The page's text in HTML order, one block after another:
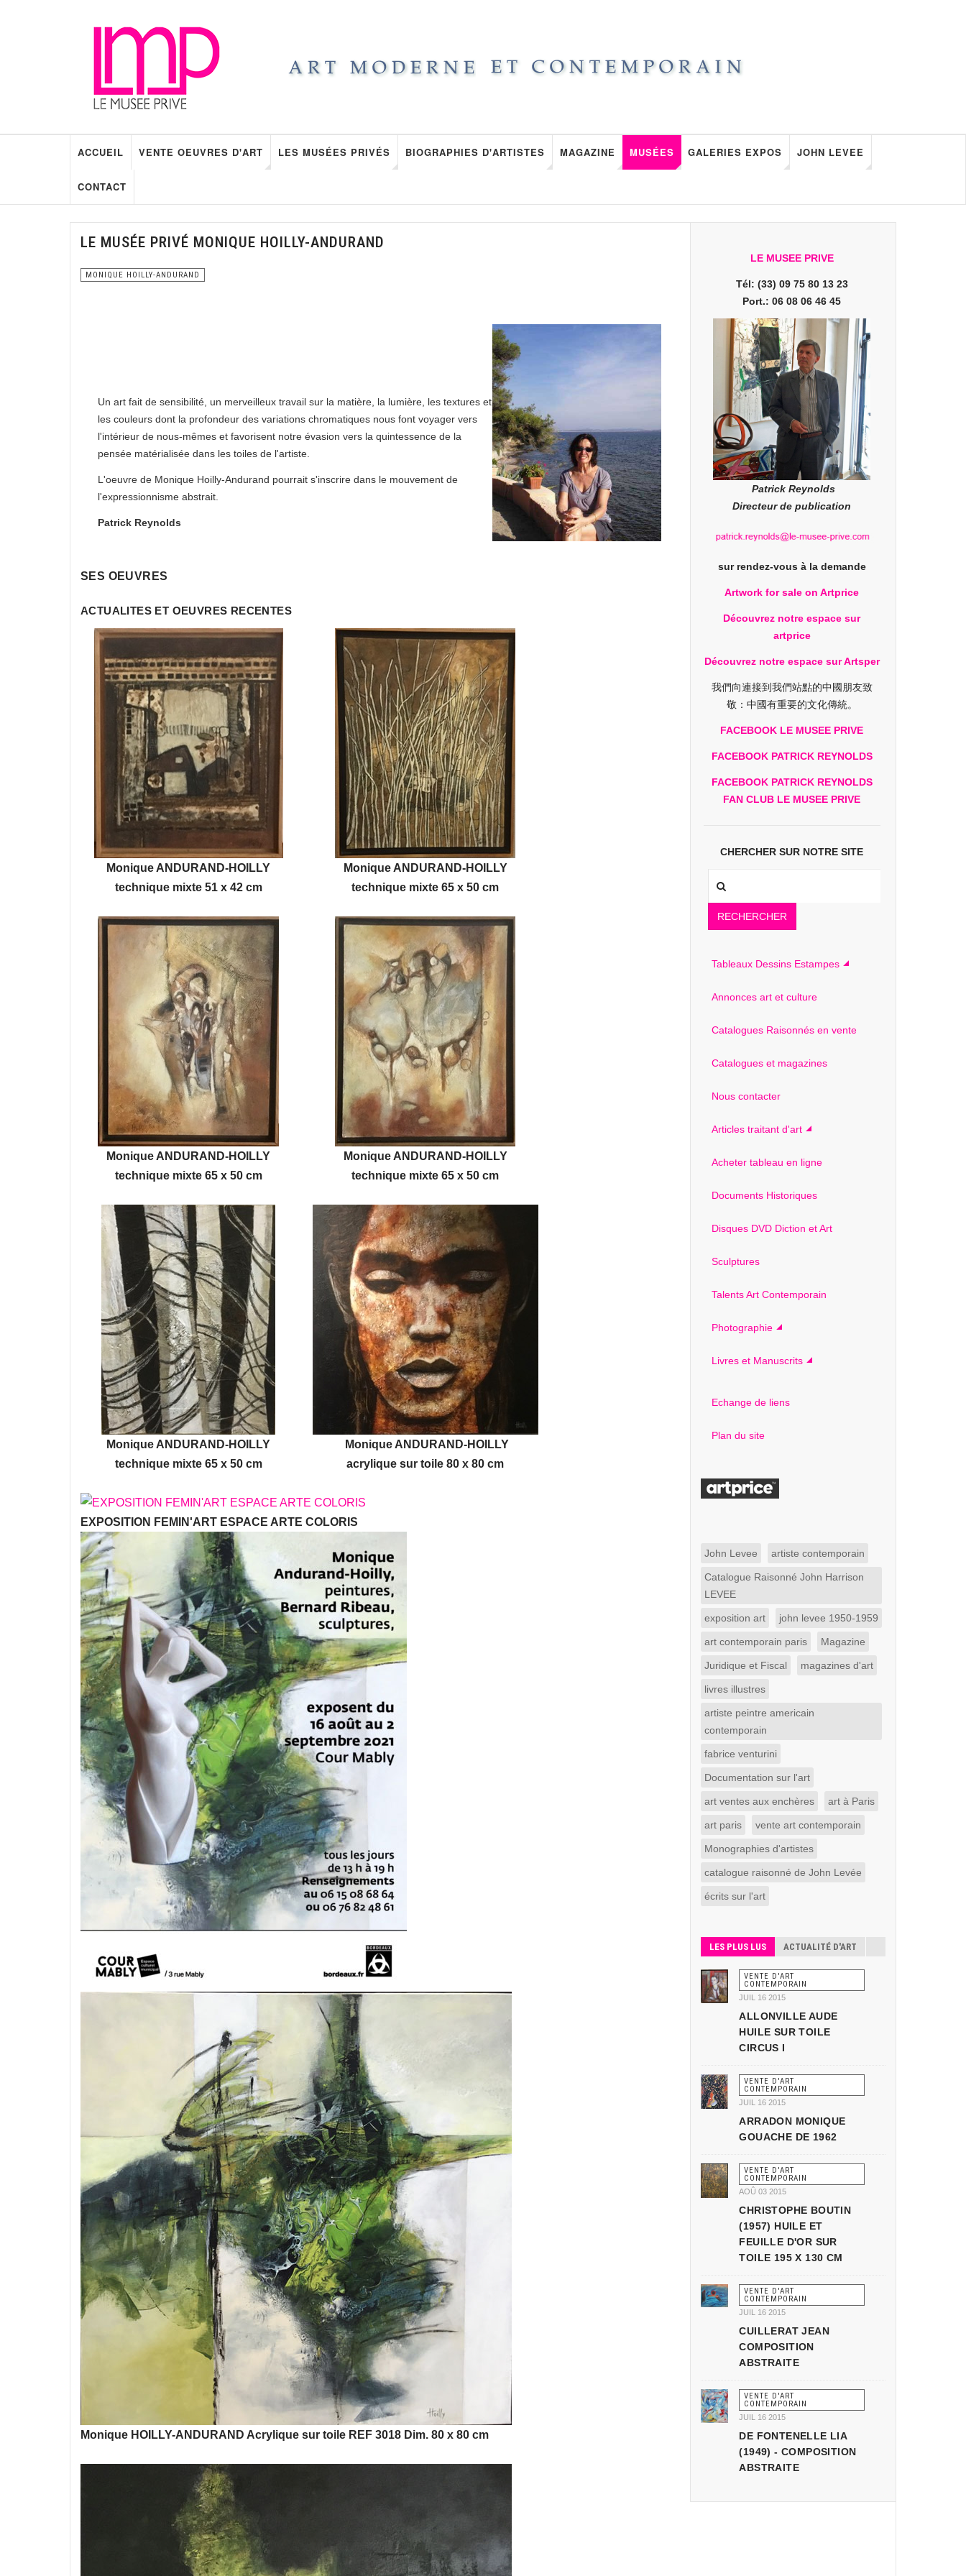
ACCUEIL VENTE OEUVRES D'ART LES MUSÉES PRIVÉS BIOGRAPHIES D'ARTISTES MAGAZINE MUSÉES GALERIES EXPOS JOHN LEVEE
CONTACT
LE MUSÉE PRIVÉ MONIQUE HOILLY-ANDURAND
MONIQUE HOILLY-ANDURAND
Un art fait de sensibilité, un merveilleux travail sur la matière, la lumière, les textures et
les couleurs dont la profondeur des variations chromatiques nous font voyager vers
l'intérieur de nous-mêmes et favorisent notre évasion vers la quintessence de la
pensée matérialisée dans les toiles de l'artiste.
L'oeuvre de Monique Hoilly-Andurand pourrait s'inscrire dans le mouvement de
l'expressionnisme abstrait.
Patrick Reynolds
SES OEUVRES
ACTUALITES ET OEUVRES RECENTES
Monique ANDURAND-HOILLY
technique mixte 51 x 42 cm
Monique ANDURAND-HOILLY
technique mixte 65 x 50 cm
Monique ANDURAND-HOILLY
technique mixte 65 x 50 cm
Monique ANDURAND-HOILLY
technique mixte 65 x 50 cm
Monique ANDURAND-HOILLY
technique mixte 65 x 50 cm
Monique ANDURAND-HOILLY
acrylique sur toile 80 x 80 cm
EXPOSITION FEMIN'ART ESPACE ARTE COLORIS
Monique HOILLY-ANDURAND Acrylique sur toile REF 3018 Dim. 80 x 80 cm
LE MUSEE PRIVE
Tél: (33) 09 75 80 13 23
Port.: 06 08 06 46 45
Patrick Reynolds
Directeur de publication
sur rendez-vous à la demande
Artwork for sale on Artprice
Découvrez notre espace sur
artprice
Découvrez notre espace sur Artsper
我們向連接到我們站點的中國朋友致
敬：中國有重要的文化傳統。
FACEBOOK LE MUSEE PRIVE
FACEBOOK PATRICK REYNOLDS
FACEBOOK PATRICK REYNOLDS
FAN CLUB LE MUSEE PRIVE
CHERCHER SUR NOTRE SITE
RECHERCHER
Tableaux Dessins Estampes
Annonces art et culture
Catalogues Raisonnés en vente
Catalogues et magazines
Nous contacter
Articles traitant d'art
Acheter tableau en ligne
Documents Historiques
Disques DVD Diction et Art
Sculptures
Talents Art Contemporain
Photographie
Livres et Manuscrits
Echange de liens
Plan du site
John Levee artiste contemporain
Catalogue Raisonné John Harrison
LEVEE
exposition art john levee 1950-1959
art contemporain paris Magazine
Juridique et Fiscal magazines d'art
livres illustres
artiste peintre americain
contemporain
fabrice venturini
Documentation sur l'art
art ventes aux enchères art à Paris
art paris vente art contemporain
Monographies d'artistes
catalogue raisonné de John Levée
écrits sur l'art
LES PLUS LUS ACTUALITÉ D'ART
VENTE D'ART
CONTEMPORAIN
JUIL 16 2015
ALLONVILLE AUDE
HUILE SUR TOILE
CIRCUS I
VENTE D'ART
CONTEMPORAIN
JUIL 16 2015
ARRADON MONIQUE
GOUACHE DE 1962
VENTE D'ART
CONTEMPORAIN
AOÛ 03 2015
CHRISTOPHE BOUTIN
(1957) HUILE ET
FEUILLE D'OR SUR
TOILE 195 X 130 CM
VENTE D'ART
CONTEMPORAIN
JUIL 16 2015
CUILLERAT JEAN
COMPOSITION
ABSTRAITE
VENTE D'ART
CONTEMPORAIN
JUIL 16 2015
DE FONTENELLE LIA
(1949) - COMPOSITION
ABSTRAITE